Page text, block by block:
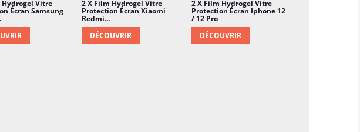
avec une application sans bulles d'air.
Protection contre les UV :
Certains films hydrogel offrent
Hydrogel Vitre
Écran Samsung
2 X Film Hydrogel Vitre
Protection Écran Xiaomi
Redmi...
DÉCOUVRIR
2 X Film Hydrogel Vitre
Protection Écran Iphone 12
/ 12 Pro
DÉCOUVRIR